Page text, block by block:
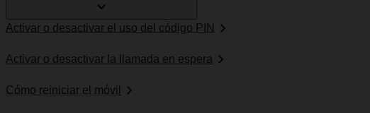
Activar o desactivar el uso del código PIN
Activar o desactivar la llamada en espera
Cómo reiniciar el móvil